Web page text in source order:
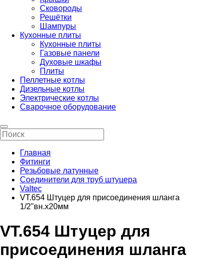
Сковороды
Решётки
Шампуры
Кухонные плиты
Кухонные плиты
Газовые панели
Духовые шкафы
Плиты
Пеллетные котлы
Дизельные котлы
Электрические котлы
Сварочное оборудование
Главная
Фитинги
Резьбовые латунные
Соединители для труб штуцера
Valtec
VT.654 Штуцер для присоединения шланга
1/2"вн.х20мм
VT.654 Штуцер для
присоединения шланга